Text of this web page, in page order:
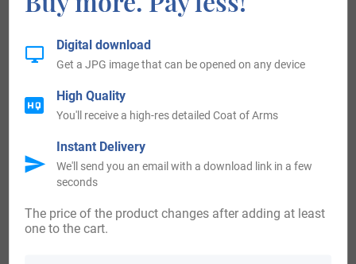
homme issant habillé d’azur ceint d’or supp de chaque
main une étoile d’or et sommé d’un bonnet piramidal d’azur
retroussé et houppé d’or. English: Azure a chevron ploye
(curved) or accompanied by three etoiles of the same
Crowned with three helmets Crests: 1st and 3rd a single
wing per fess or over azure ( the pair of wings to the dexter
reversed ) 2nd a man issuant dressed azure belted or
hat pointed azure turned up and tasselled or.
The price of the product changes after adding at least
one to the cart.
Digital download
Get a JPG image that can be opened on any device
High Quality
You'll receive a high-res detailed Coat of Arms
Instant Delivery
We'll send you an email with a download link in a few
seconds